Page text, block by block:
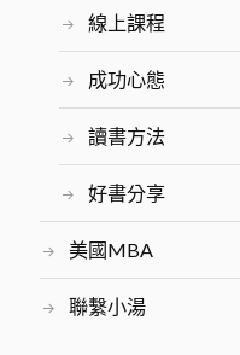
線上課程
成功心態
讀書方法
好書分享
美國MBA
聯繫小湯